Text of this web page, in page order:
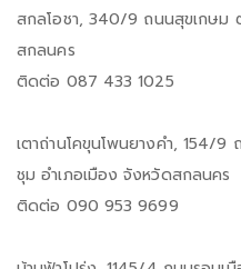
สกลโอชา, 340/9 ถนนสุขเกษม
สกลนคร
ติดต่อ 087 433 1025
เตาถ่านโคขุนโพนยางคำ, 154/
ชุม อำเภอเมือง จังหวัดสกลนคร
ติดต่อ 090 953 9699